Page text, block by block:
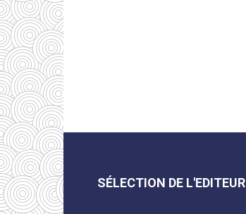
SÉLECTION DE L'EDITEUR